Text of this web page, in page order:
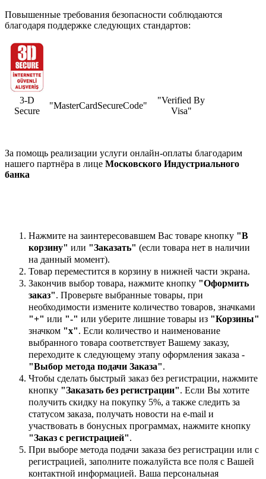
Повышенные требования безопасности соблюдаются
благодаря поддержке следующих стандартов:
3-D
Secure
"MasterCardSecureCode"
"Verified By
Visa"
За помощь реализации услуги онлайн-оплаты благодарим
нашего партнёра в лице Московского Индустриального
банка
Нажмите на заинтересовавшем Вас товаре кнопку "В
корзину" или "Заказать" (если товара нет в наличии
на данный момент).
Товар переместится в корзину в нижней части экрана.
Закончив выбор товара, нажмите кнопку "Оформить
заказ". Проверьте выбранные товары, при
необходимости измените количество товаров, значками
"+" или "-" или уберите лишние товары из "Корзины"
значком "х". Если количество и наименование
выбранного товара соответствует Вашему заказу,
переходите к следующему этапу оформления заказа -
"Выбор метода подачи Заказа".
Чтобы сделать быстрый заказ без регистрации, нажмите
кнопку "Заказать без регистрации". Если Вы хотите
получить скидку на покупку 5%, а также следить за
статусом заказа, получать новости на e-mail и
участвовать в бонусных программах, нажмите кнопку
"Заказ с регистрацией".
При выборе метода подачи заказа без регистрации или с
регистрацией, заполните пожалуйста все поля с Вашей
контактной информацией. Ваша персональная